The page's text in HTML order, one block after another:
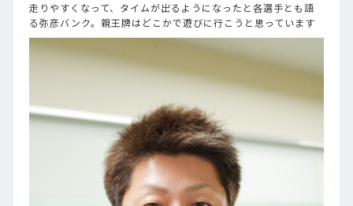
走りやすくなって、タイムが出るようになったと各選手とも語
る弥彦バンク。親王牌はどこかで遊びに行こうと思っています